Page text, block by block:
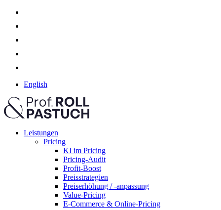
English
Leistungen
Pricing
KI im Pricing
Pricing-Audit
Profit-Boost
Preisstrategien
Preiserhöhung / -anpassung
Value-Pricing
E-Commerce & Online-Pricing